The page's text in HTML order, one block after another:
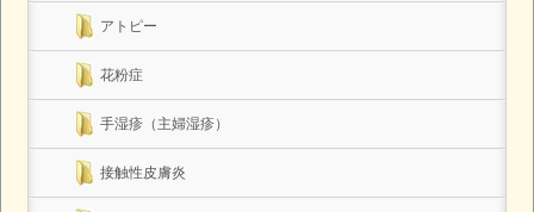
アトピー
花粉症
手湿疹（主婦湿疹）
接触性皮膚炎